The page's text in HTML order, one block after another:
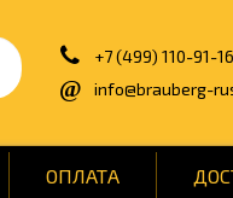
+7 (499) 110-91-16
info@brauberg-
ОПЛАТА